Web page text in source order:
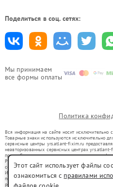
Мы принимаем
все формы оплаты
Поделиться в соц. сетях:
Политика
Вся информация на сайте носит исключительно
Товарные знаки используются исключительно
сервисные центры yrs.atlant-fixim.ru
неавторизованных сервисных центрах
правообладателями товарных знаков или их
Ремонт осуществляется для устройств, уже
со статьей 1487 ГК РФ.
Использование товарных знаков не преследует
потребителей в заблуждение, а служит для
ремонту техники указанных брендов.
Этот сайт использует файлы
ознакомиться с правилами